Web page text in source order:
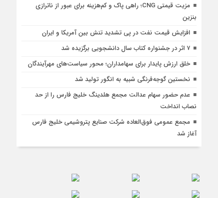
مزیت قیمتی CNG؛ راهی پاک و کم‌هزینه برای عبور از ناترازی
بنزین
افزایش قیمت نفت در پی تشدید تنش بین آمریکا و ایران
۷ اثر در جشنواره کتاب سال دانشجویی برگزیده شد
خلق ارزش پایدار برای سهامداران؛ محور سیاست‌های مهرآیندگان
نخستین گوجه‌فرنگی شبیه به انگور تولید شد
عدم حضور سهام عدالت مجمع هلدینگ خلیج فارس را از حد
نصاب انداخت
مجمع عمومی فوق‌العاده شرکت صنایع پتروشیمی خلیج فارس
آغاز شد